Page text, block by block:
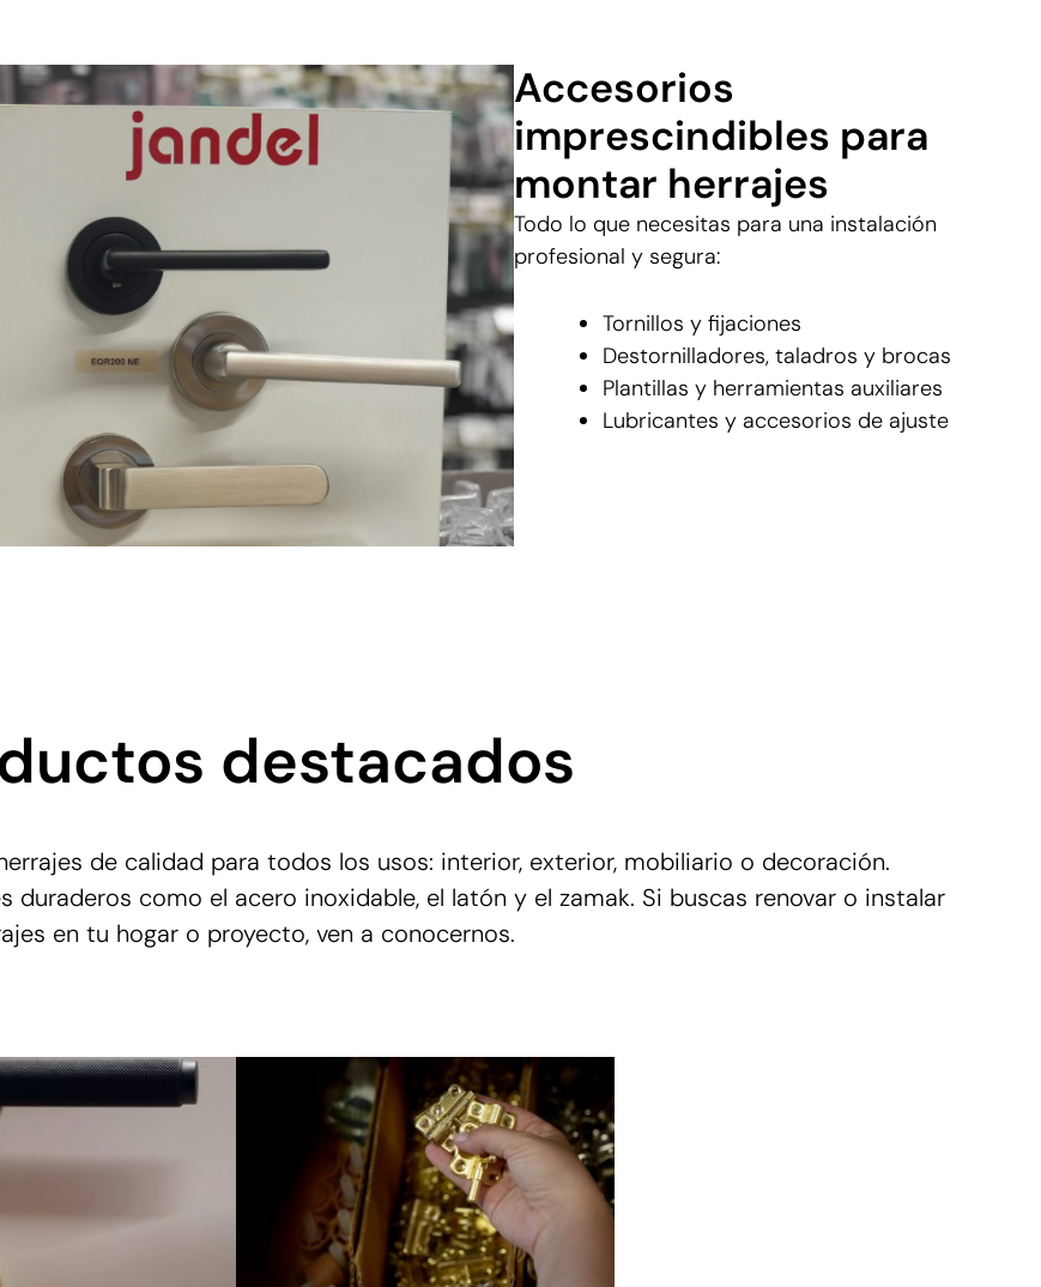
Accesorios
imprescindibles para
montar herrajes
Todo lo que necesitas para una instalación
profesional y segura:
Tornillos y fijaciones
Destornilladores, taladros y brocas
Plantillas y herramientas auxiliares
Lubricantes y accesorios de ajuste
destacados
de calidad para todos los usos: interior, exterior, mobiliario o decoración.
duraderos como el acero inoxidable, el latón y el zamak. Si buscas renovar o instalar
en tu hogar o proyecto, ven a conocernos.